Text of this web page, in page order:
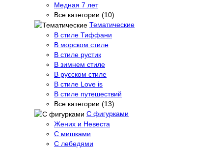
Медная 7 лет
Все категории (10)
Тематические
В стиле Тиффани
В морском стиле
В стиле рустик
В зимнем стиле
В русском стиле
В стиле Love is
В стиле путешествий
Все категории (13)
С фигурками
Жених и Невеста
С мишками
С лебедями